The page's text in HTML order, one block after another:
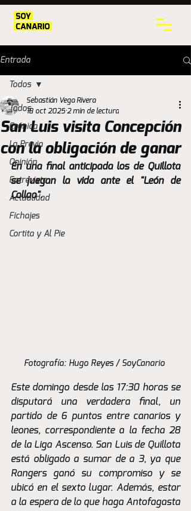
Entrada
Todos
Crónica
La Previa
Opinión
Entrevista
Actualidad
Fichajes
Cortita y Al Pie
Todos
San Luis visita Concepción
con la obligación de ganar
Sebastián Vega Rivera
18 oct 2025 2 min de lectura
En una final anticipada los de Quillota
se juegan la vida ante el "León de
Collao".
Fotografía: Hugo Reyes / SoyCanario
Este domingo desde las 17:30 horas se
disputará una verdadera final, un
partido de 6 puntos entre canarios y
leones, correspondiente a la fecha 28
de la Liga Ascenso. San Luis de Quillota
está obligado a sumar de a 3, ya que
Rangers ganó su compromiso y se
ubicó en el sexto lugar. Además, estar
a la espera de lo que haga Antofagasta